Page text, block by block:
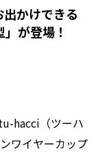
かけできる
が登場！
hacci（ツーハ
ワイヤーカップ